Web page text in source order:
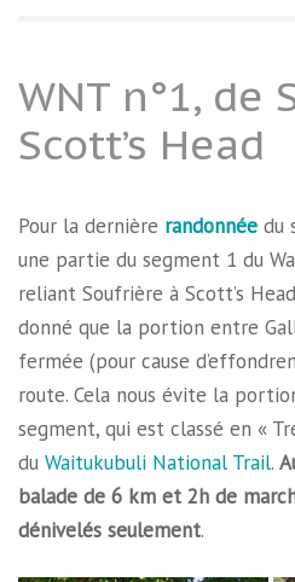
WNT n°1, de
Scott’s Head
Pour la dernière randonnée du
une partie du segment 1 du
reliant Soufrière à Scott’s
donné que la portion entre
fermée (pour cause
route. Cela nous évite la
segment, qui est classé en «
du Waitukubuli National Trail.
balade de 6 km et 2h de
dénivelés seulement.